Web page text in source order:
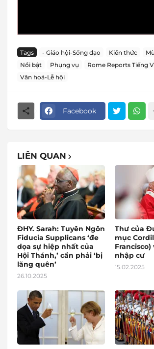
Tags - Giáo hội-Sống đạo Kiến thức
Nổi bật
Phụng vụ
Rome Reports Tiếng
Văn hoá-Lễ hội
Facebook
LIÊN QUAN
ĐHY. Sarah: Tuyên Ngôn
Fiducia Supplicans ‘đe
dọa sự hiệp nhất của
Hội Thánh,’ cần phải ‘bị
lãng quên’
26.10.2025
Thư của
mục
Francisco)
nhập cư
15.02.2025